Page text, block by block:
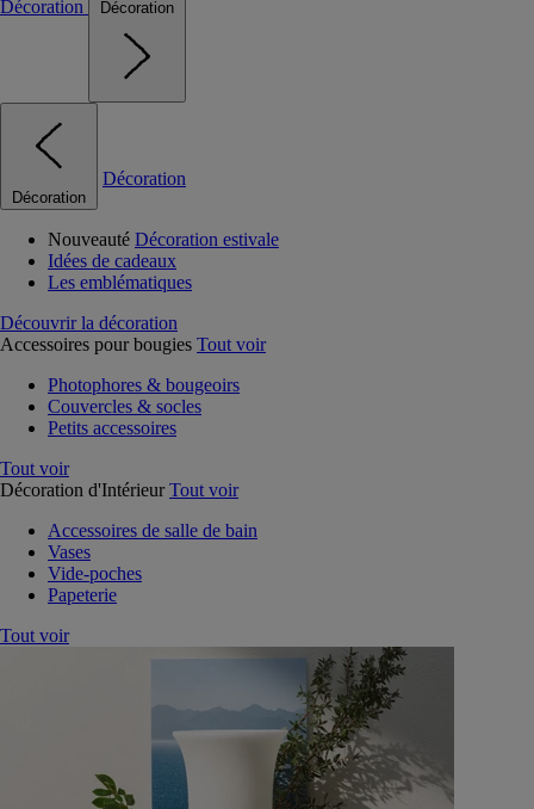
Décoration Décoration
Décoration
Décoration
Nouveauté Décoration estivale
Idées de cadeaux
Les emblématiques
Découvrir la décoration
Accessoires pour bougies Tout voir
Photophores & bougeoirs
Couvercles & socles
Petits accessoires
Tout voir
Décoration d'Intérieur Tout voir
Accessoires de salle de bain
Vases
Vide-poches
Papeterie
Tout voir